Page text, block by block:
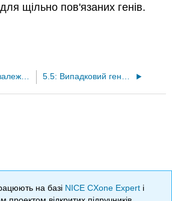
для щільно пов'язаних генів.
5.3: Частотно-залежний вибір 5.5: Випадковий генетичний дрейф
на базі NICE CXone Expert і